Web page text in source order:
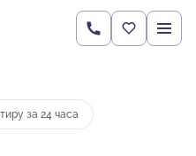
8 492 646 руб.
за 24 часа